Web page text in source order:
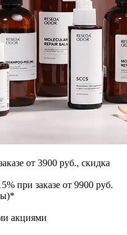
от 3900 руб., скидка
при заказе от 9900 руб.
акциями